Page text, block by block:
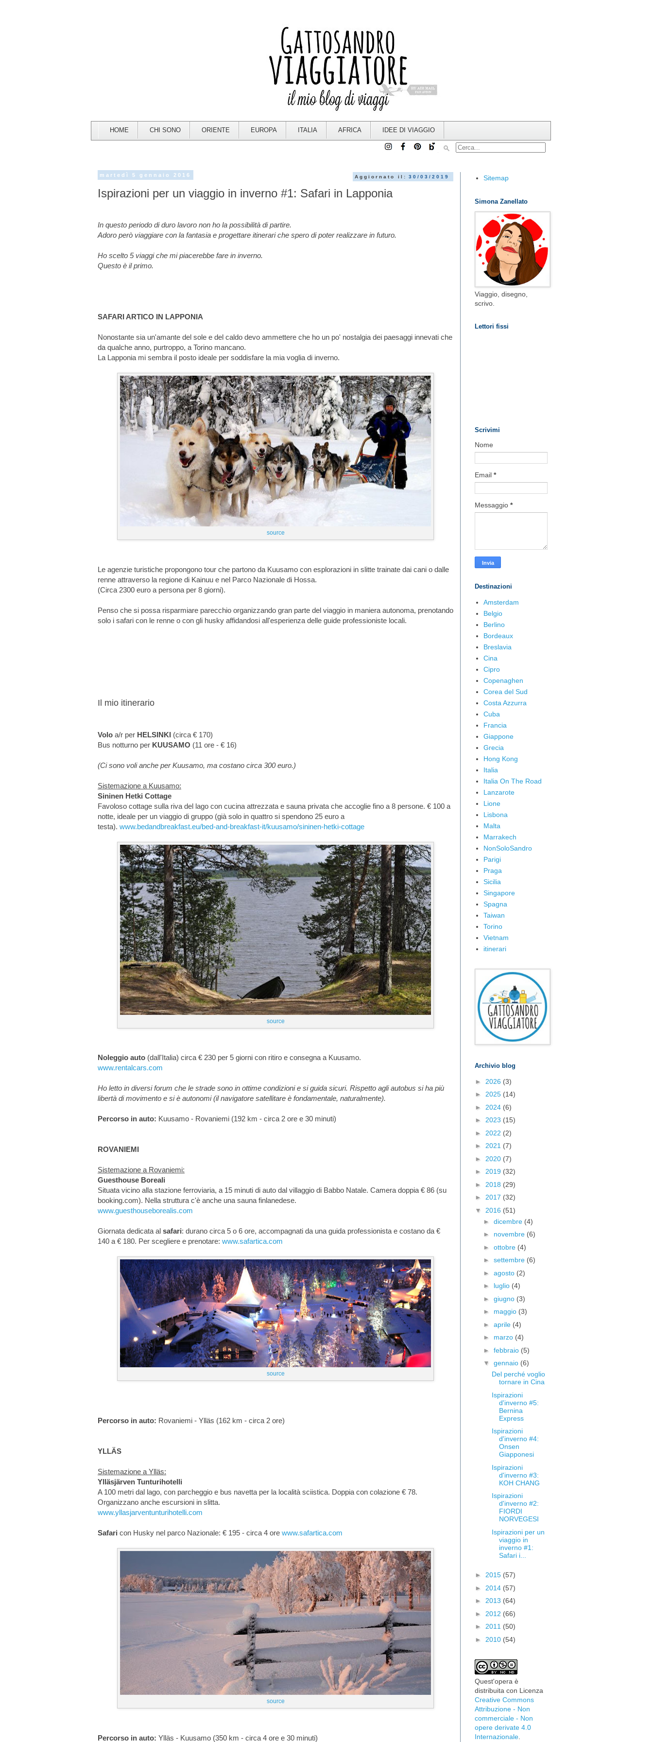
HOME CHI SONO ORIENTE EUROPA ITALIA AFRICA IDEE DI VIAGGIO
martedì 5 gennaio 2016 Aggiornato il: 30/03/2019
Ispirazioni per un viaggio in inverno #1: Safari in Lapponia
In questo periodo di duro lavoro non ho la possibilità di partire.
Adoro però viaggiare con la fantasia e progettare itinerari che spero di poter realizzare in futuro.
Ho scelto 5 viaggi che mi piacerebbe fare in inverno.
Questo è il primo.
SAFARI ARTICO IN LAPPONIA
Nonostante sia un'amante del sole e del caldo devo ammettere che ho un po' nostalgia dei paesaggi innevati che
da qualche anno, purtroppo, a Torino mancano.
La Lapponia mi sembra il posto ideale per soddisfare la mia voglia di inverno.
source
Le agenzie turistiche propongono tour che partono da Kuusamo con esplorazioni in slitte trainate dai cani o dalle
renne attraverso la regione di Kainuu e nel Parco Nazionale di Hossa.
(Circa 2300 euro a persona per 8 giorni).
Penso che si possa risparmiare parecchio organizzando gran parte del viaggio in maniera autonoma, prenotando
solo i safari con le renne o con gli husky affidandosi all'esperienza delle guide professioniste locali.
Il mio itinerario
Volo a/r per HELSINKI (circa € 170)
Bus notturno per KUUSAMO (11 ore - € 16)
(Ci sono voli anche per Kuusamo, ma costano circa 300 euro.)
Sistemazione a Kuusamo:
Sininen Hetki Cottage
Favoloso cottage sulla riva del lago con cucina attrezzata e sauna privata che accoglie fino a 8 persone. € 100 a
notte, ideale per un viaggio di gruppo (già solo in quattro si spendono 25 euro a
testa). www.bedandbreakfast.eu/bed-and-breakfast-it/kuusamo/sininen-hetki-cottage
source
Noleggio auto (dall'Italia) circa € 230 per 5 giorni con ritiro e consegna a Kuusamo.
www.rentalcars.com
Ho letto in diversi forum che le strade sono in ottime condizioni e si guida sicuri. Rispetto agli autobus si ha più
libertà di movimento e si è autonomi (il navigatore satellitare è fondamentale, naturalmente).
Percorso in auto: Kuusamo - Rovaniemi (192 km - circa 2 ore e 30 minuti)
ROVANIEMI
Sistemazione a Rovaniemi:
Guesthouse Boreali
Situata vicino alla stazione ferroviaria, a 15 minuti di auto dal villaggio di Babbo Natale. Camera doppia € 86 (su
booking.com). Nella struttura c'è anche una sauna finlanedese.
www.guesthouseborealis.com
Giornata dedicata al safari: durano circa 5 o 6 ore, accompagnati da una guida professionista e costano da €
140 a € 180. Per scegliere e prenotare: www.safartica.com
source
Percorso in auto: Rovaniemi - Ylläs (162 km - circa 2 ore)
YLLÄS
Sistemazione a Ylläs:
Ylläsjärven Tunturihotelli
A 100 metri dal lago, con parcheggio e bus navetta per la località sciistica. Doppia con colazione € 78.
Organizzano anche escursioni in slitta.
www.yllasjarventunturihotelli.com
Safari con Husky nel parco Nazionale: € 195 - circa 4 ore www.safartica.com
source
Percorso in auto: Ylläs - Kuusamo (350 km - circa 4 ore e 30 minuti)
Sitemap
Simona Zanellato
Viaggio, disegno,
scrivo.
Lettori fissi
Scrivimi
Nome
Email *
Messaggio *
Destinazioni
Amsterdam
Belgio
Berlino
Bordeaux
Breslavia
Cina
Cipro
Copenaghen
Corea del Sud
Costa Azzurra
Cuba
Francia
Giappone
Grecia
Hong Kong
Italia
Italia On The Road
Lanzarote
Lione
Lisbona
Malta
Marrakech
NonSoloSandro
Parigi
Praga
Sicilia
Singapore
Spagna
Taiwan
Torino
Vietnam
itinerari
Archivio blog
► 2026 (3)
► 2025 (14)
► 2024 (6)
► 2023 (15)
► 2022 (2)
► 2021 (7)
► 2020 (7)
► 2019 (32)
► 2018 (29)
► 2017 (32)
▼ 2016 (51)
► dicembre (4)
► novembre (6)
► ottobre (4)
► settembre (6)
► agosto (2)
► luglio (4)
► giugno (3)
► maggio (3)
► aprile (4)
► marzo (4)
► febbraio (5)
▼ gennaio (6)
Del perché voglio
tornare in Cina
Ispirazioni
d'inverno #5:
Bernina
Express
Ispirazioni
d'inverno #4:
Onsen
Giapponesi
Ispirazioni
d'inverno #3:
KOH CHANG
Ispirazioni
d'inverno #2:
FIORDI
NORVEGESI
Ispirazioni per un
viaggio in
inverno #1:
Safari i...
► 2015 (57)
► 2014 (57)
► 2013 (64)
► 2012 (66)
► 2011 (50)
► 2010 (54)
Quest'opera è
distribuita con Licenza
Creative Commons
Attribuzione - Non
commerciale - Non
opere derivate 4.0
Internazionale